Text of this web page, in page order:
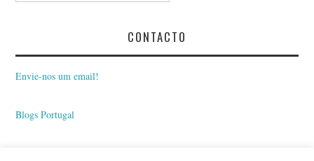
CONTACTO
Envie-nos um email!
Blogs Portugal